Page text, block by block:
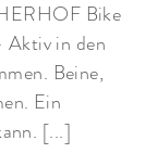
Bike
in den
Beine,
Ein
[...]